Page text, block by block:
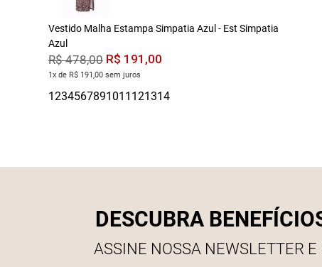
Vestido Malha Estampa Simpatia Azul - Est Simpatia
Azul
R$ 478,00 R$ 191 ,00
1x de R$ 191,00 sem juros
DESCUBRA
ASSINE NOSSA NEWSLETTER E